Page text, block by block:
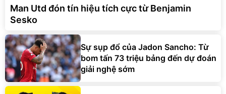
Man Utd đón tín hiệu tích cực từ Benjamin
Sesko
Sự sụp đổ của Jadon Sancho: Từ
bom tấn 73 triệu bảng đến dự đoán
giải nghệ sớm